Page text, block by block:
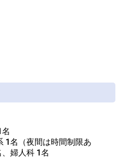
1名（夜間は時間制限あ
婦人科 1名